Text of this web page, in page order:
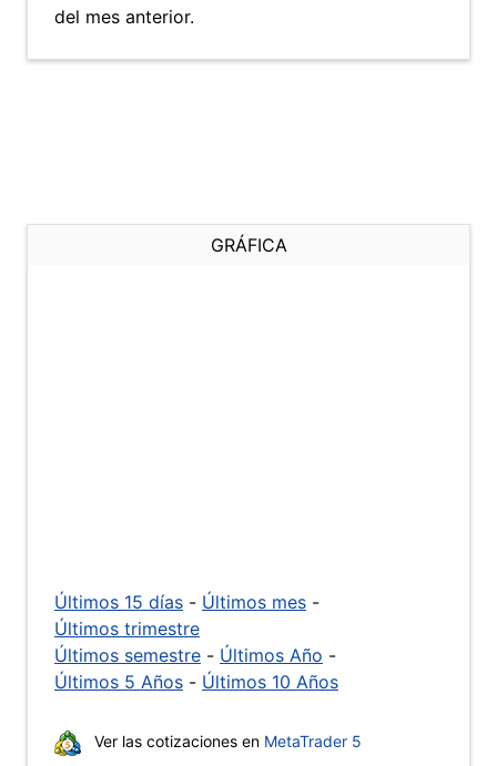
del mes anterior.
GRÁFICA
Últimos 15 días - Últimos mes -
Últimos trimestre
Últimos semestre - Últimos Año -
Últimos 5 Años - Últimos 10 Años
Ver las cotizaciones en MetaTrader 5